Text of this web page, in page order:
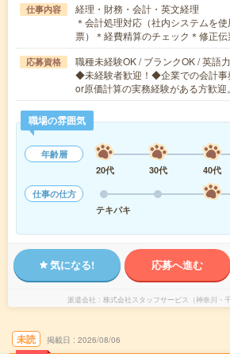
仕事内容
経理・財務・会計・英文経理
＊会計処理対応（社内システムを
票）＊経費精算のチェック＊修正
応募資格
職種未経験OK / ブランクOK / 英語
◆未経験者歓迎！◆企業での会計事
or原価計算の実務経験がある方歓
職場の雰囲気
年齢層
20代
30代 40代
仕事の仕方
テキパキ
気になる! 応募へ進む
派遣会社 株式会社スタッフサービス（神奈川・
未読 掲載日 2026/08/06